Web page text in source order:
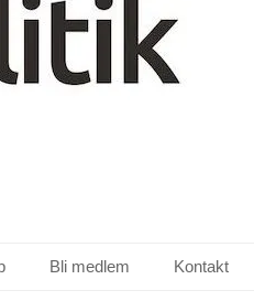
Bli medlem Kontakt